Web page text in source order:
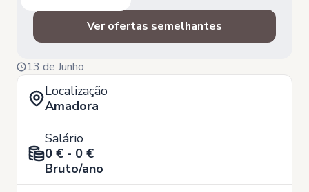
Ver ofertas semelhantes
13 de Junho
Localização
Amadora
Salário
0 € - 0 €
Bruto/ano